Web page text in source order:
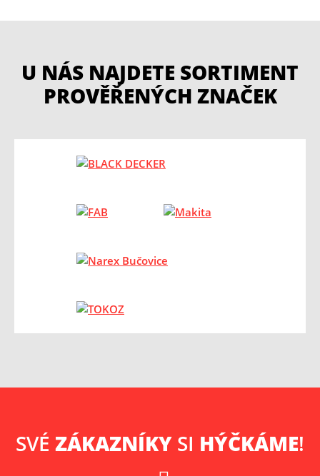
U NÁS NAJDETE SORTIMENT
PROVĚŘENÝCH ZNAČEK
SVÉ ZÁKAZNÍKY SI HÝČKÁME!